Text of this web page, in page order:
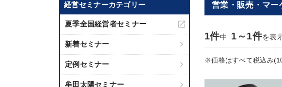
経営セミナーカテゴリー
夏季全国経営者セミナー
新着セミナー
定例セミナー
牟田太陽セミナー
営業・販売・マー
1件中 1～1件を表
※価格はすべて税込み